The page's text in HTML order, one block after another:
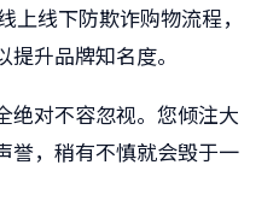
上线下防欺诈购物流程，
升品牌知名度。
绝对不容忽视。您倾注大
誉，稍有不慎就会毁于一